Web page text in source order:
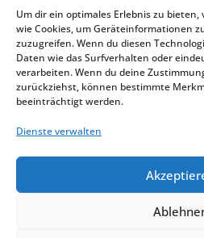
Um dir ein optimales Erlebnis zu
wie Cookies, um Geräteinformationen
zuzugreifen. Wenn du diesen
Daten wie das Surfverhalten oder
verarbeiten. Wenn du deine
zurückziehst, können bestimmte
beeinträchtigt werden.
Dienste verwalten
Tel:+43 1 925 77 46
Mail: office@fit4int.at
Startseite
Kontakt
Impressum